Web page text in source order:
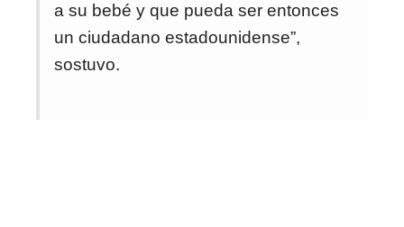
a su bebé y que pueda ser entonces
un ciudadano estadounidense”,
sostuvo.